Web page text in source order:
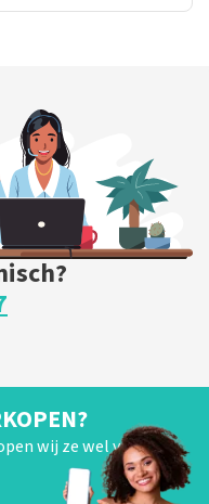
wij ze wel van je!